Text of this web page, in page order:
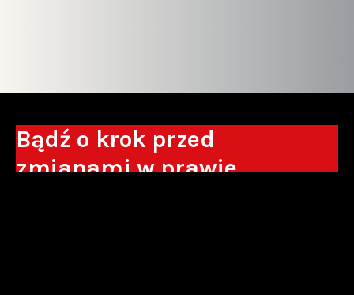
Bądź o krok przed
zmianami w prawie